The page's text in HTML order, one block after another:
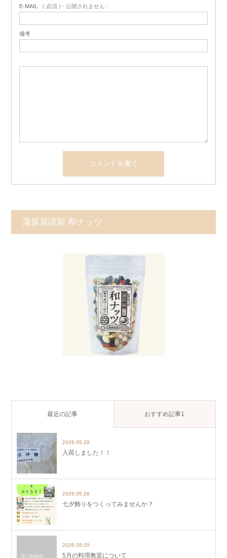
E-MAIL ( 必須 ) - 公開されません -
備考
蒲原屋謹製 和ナッツ
最近の記事 おすすめ記事1
2026.05.29
入荷しました！！
2026.05.28
七夕飾りをつくってみませんか？
2026.05.05
5月の料理教室について